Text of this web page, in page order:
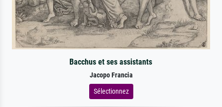
Bacchus et ses assistants
Jacopo Francia
Sélectionnez